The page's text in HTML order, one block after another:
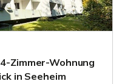
Zimmer-Wohnung
in Seeheim